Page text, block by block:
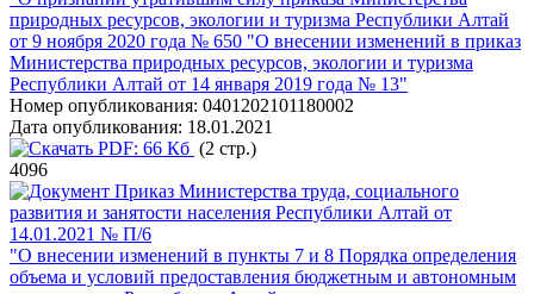
природных ресурсов, экологии и туризма Республики Алтай
от 9 ноября 2020 года № 650 "О внесении изменений в приказ
Министерства природных ресурсов, экологии и туризма
Республики Алтай от 14 января 2019 года № 13"
Номер опубликования: 0401202101180002
Дата опубликования: 18.01.2021
PDF: 66 Кб (2 стр.)
4096
Приказ Министерства труда, социального
развития и занятости населения Республики Алтай от
14.01.2021 № П/6
"О внесении изменений в пункты 7 и 8 Порядка определения
объема и условий предоставления бюджетным и автономным